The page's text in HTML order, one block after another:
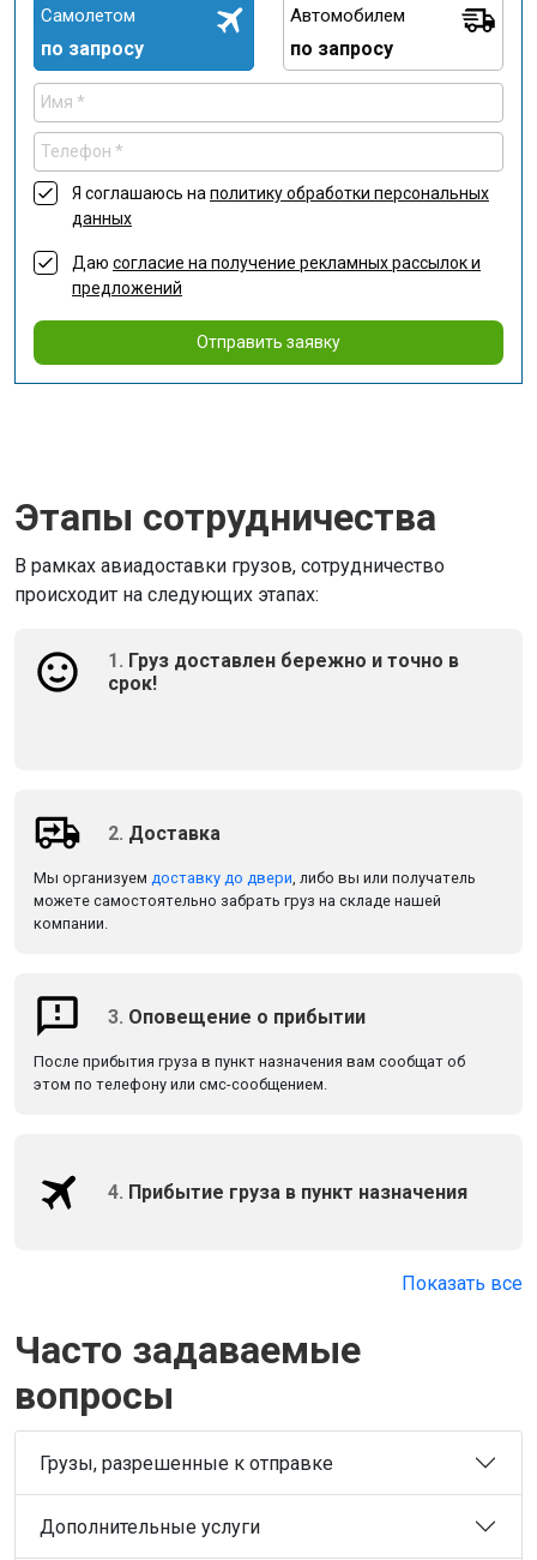
Самолетом
по запросу
Автомобилем
по запросу
Я соглашаюсь на политику обработки персональных
данных
Даю согласие на получение рекламных рассылок и
предложений
Отправить заявку
Этапы сотрудничества
В рамках авиадоставки грузов, сотрудничество
происходит на следующих этапах:
1. Груз доставлен бережно и точно в
срок!
2. Доставка
Мы организуем доставку до двери, либо вы или получатель
можете самостоятельно забрать груз на складе нашей
компании.
3. Оповещение о прибытии
После прибытия груза в пункт назначения вам сообщат об
этом по телефону или смс-сообщением.
4. Прибытие груза в пункт назначения
Показать все
Часто задаваемые
вопросы
Грузы, разрешенные к отправке
Дополнительные услуги